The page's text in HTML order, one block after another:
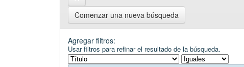
Comenzar una nueva búsqueda
Agregar filtros:
Usar filtros para refinar el resultado de la búsqueda.